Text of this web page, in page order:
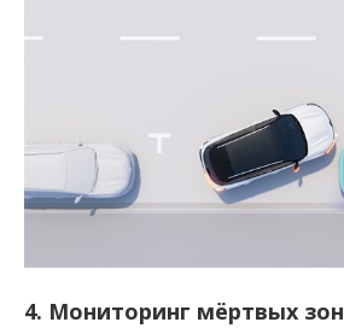
4. Мониторинг мёртвых зон